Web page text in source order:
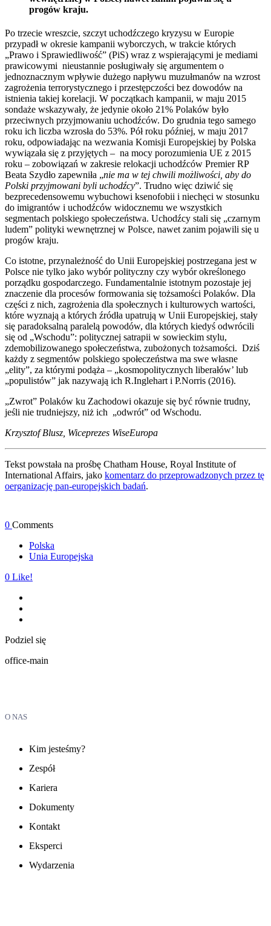
progów kraju.
Po trzecie wreszcie, szczyt uchodźczego kryzysu w Europie
przypadł w okresie kampanii wyborczych, w trakcie których
„Prawo i Sprawiedliwość” (PiS) wraz z wspierającymi je mediami
prawicowymi nieustannie posługiwały się argumentem o
jednoznacznym wpływie dużego napływu muzułmanów na wzrost
zagrożenia terrorystycznego i przestępczości bez dowodów na
istnienia takiej korelacji. W początkach kampanii, w maju 2015
sondaże wskazywały, że jedynie około 21% Polaków było
przeciwnych przyjmowaniu uchodźców. Do grudnia tego samego
roku ich liczba wzrosła do 53%. Pół roku później, w maju 2017
roku, odpowiadając na wezwania Komisji Europejskiej by Polska
wywiązała się z przyjętych – na mocy porozumienia UE z 2015
roku – zobowiązań w zakresie relokacji uchodźców Premier RP
Beata Szydło zapewniła „nie ma w tej chwili możliwości, aby do
Polski przyjmowani byli uchodźcy”. Trudno więc dziwić się
bezprecedensowemu wybuchowi ksenofobii i niechęci w stosunku
do imigrantów i uchodźców widocznemu we wszystkich
segmentach polskiego społeczeństwa. Uchodźcy stali się „czarnym
ludem” polityki wewnętrznej w Polsce, nawet zanim pojawili się u
progów kraju.
Co istotne, przynależność do Unii Europejskiej postrzegana jest w
Polsce nie tylko jako wybór polityczny czy wybór określonego
porządku gospodarczego. Fundamentalnie istotnym pozostaje jej
znaczenie dla procesów formowania się tożsamości Polaków. Dla
części z nich, zagrożenia dla społecznych i kulturowych wartości,
które wyznają a których źródła upatrują w Unii Europejskiej, stały
się paradoksalną paralelą powodów, dla których kiedyś odwrócili
się od „Wschodu”: politycznej satrapii w sowieckim stylu,
zdemobilizowanego społeczeństwa, zubożonych tożsamości. Dziś
każdy z segmentów polskiego społeczeństwa ma swe własne
„elity”, za którymi podąża – „kosmopolitycznych liberałów’ lub
„populistów” jak nazywają ich R.Inglehart i P.Norris (2016).
„Zwrot” Polaków ku Zachodowi okazuje się być równie trudny,
jeśli nie trudniejszy, niż ich „odwrót” od Wschodu.
Krzysztof Blusz, Wiceprezes WiseEuropa
Tekst powstała na prośbę Chatham House, Royal Institute of
International Affairs, jako komentarz do przeprowadzonych przez tę
oerganizację pan-europejskich badań.
0 Comments
Polska
Unia Europejska
0 Like!
Podziel się
office-main
O NAS
Kim jesteśmy?
Zespół
Kariera
Dokumenty
Kontakt
Eksperci
Wydarzenia